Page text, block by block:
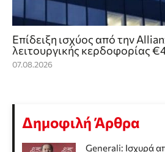
Επίδειξη ισχύος από την
λειτουργικής κερδοφορίας
07.08.2026
Δημοφιλή Άρθρα
Generali: Ισχυρά